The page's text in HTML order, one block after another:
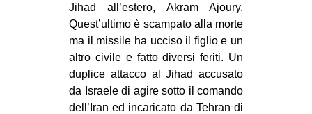
Jihad all’estero, Akram Ajoury.
Quest’ultimo è scampato alla morte
ma il missile ha ucciso il figlio e un
altro civile e fatto diversi feriti. Un
duplice attacco al Jihad accusato
da Israele di agire sotto il comando
dell’Iran ed incaricato da Tehran di